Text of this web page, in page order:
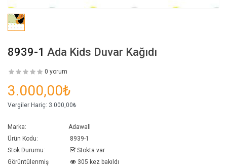
8939-1 Ada Kids Duvar Kağıdı
0 yorum
3.000,00₺
Vergiler Hariç: 3.000,00₺
Marka:
Adawall
Ürün Kodu:
8939-1
Stok Durumu:
Stokta var
Görüntülenmiş
305 kez bakıldı